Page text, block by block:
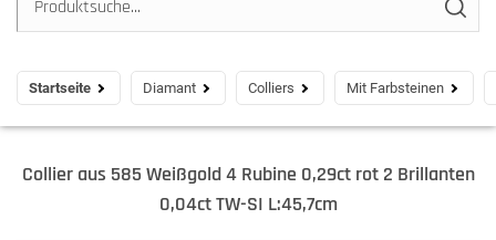
Startseite Diamant Colliers Mit Farbsteinen
Collier aus 585 Weißgold 4 Rubine 0,29ct rot 2 Brillanten
0,04ct TW-SI L:45,7cm